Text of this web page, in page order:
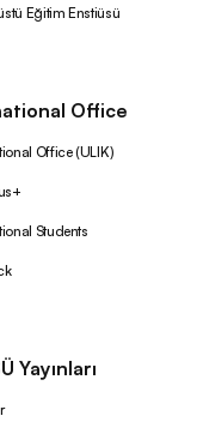
Eğitim Enstiüsü
Office
Office (ULIK)
Students
Yayınları